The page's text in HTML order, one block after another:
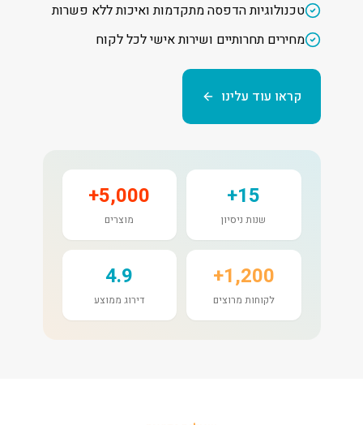
טכנולוגיות הדפסה מתקדמות ואיכות ללא פשרות
מחירים תחרותיים ושירות אישי לכל לקוח
קראו עוד עלינו
15+
שנות ניסיון
5,000+
מוצרים
1,200+
לקוחות מרוצים
4.9
דירוג ממוצע